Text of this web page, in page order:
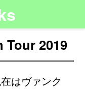
Tour 2019
はヴァンク